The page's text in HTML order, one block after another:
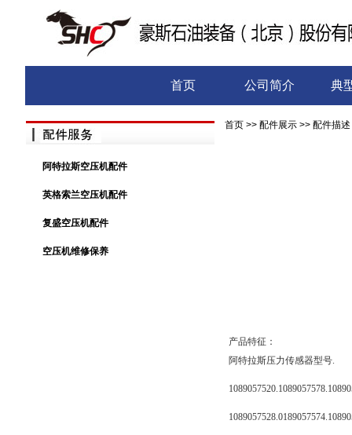
典
公司简介
首页
阿特拉斯空压机配件
英格索兰空压机配件
复盛空压机配件
空压机维修保养
首页 >> 配件展示 >> 配件描述
产品特征：
阿特拉斯压力传感器型号.